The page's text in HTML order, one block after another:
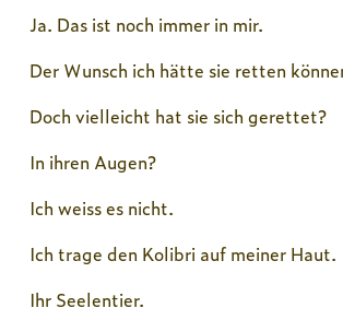
Ja. Das ist noch immer in mir.
Der Wunsch ich hätte sie retten
Doch vielleicht hat sie sich gerettet?
In ihren Augen?
Ich weiss es nicht.
Ich trage den Kolibri auf meiner Haut.
Ihr Seelentier.